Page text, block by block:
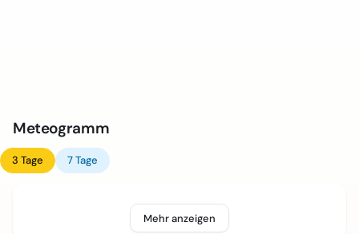
Meteogramm
3 Tage 7 Tage
Mehr anzeigen